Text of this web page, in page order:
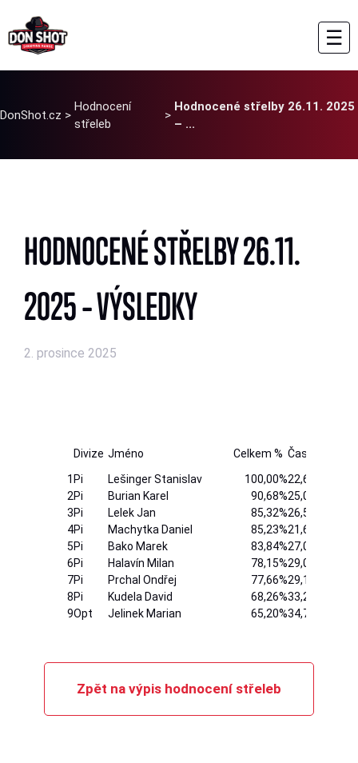
☰
DonShot.cz >
Hodnocení
střeleb
>
Hodnocené střelby 26.11. 2025
– ...
HODNOCENÉ STŘELBY 26.11.
2025 – VÝSLEDKY
2. prosince 2025
Divize Jméno Celkem % Čas
1 Pi Lešinger Stanislav 100,00%22,67
2Pi Burian Karel 90,68%25,00
3Pi Lelek Jan 85,32%26,57
4Pi Machytka Daniel 85,23%21,60
5Pi Bako Marek 83,84%27,04
6Pi Halavín Milan 78,15%29,01
7Pi Prchal Ondřej 77,66%29,19
8Pi Kudela David 68,26%33,21
9Opt Jelinek Marian 65,20%34,77
Zpět na výpis hodnocení střeleb